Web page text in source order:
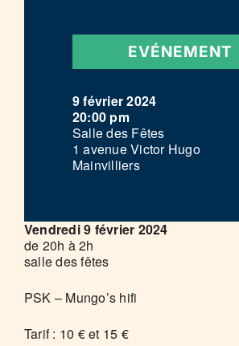
EVÉNEMENT
9 février 2024
20:00 pm
Salle des Fêtes
1 avenue Victor Hugo
Mainvilliers
Vendredi 9 février 2024
de 20h à 2h
salle des fêtes
PSK – Mungo’s hifi
Tarif : 10 € et 15 €